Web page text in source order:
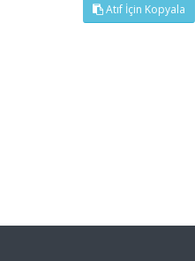
Atıf İçin Kopyala